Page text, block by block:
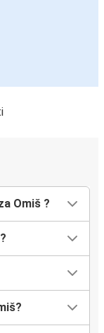
Omiš ?